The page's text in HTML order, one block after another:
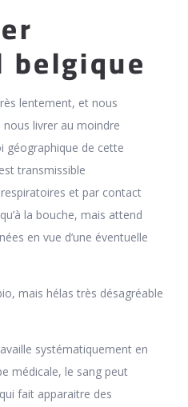
lentement, et nous
livrer au moindre
géographique de cette
transmissible
et par contact
la bouche, mais attend
en vue d’une éventuelle
mais hélas très désagréable
systématiquement en
médicale, le sang peut
fait apparaitre des